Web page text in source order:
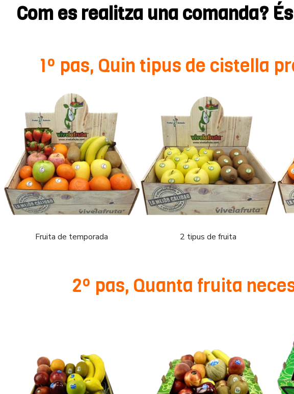
Com es realitza una comanda?
1º pas, Quin tipus de cistella
Fruita de temporada 2 tipus de fruita
2º pas, Quanta fruita